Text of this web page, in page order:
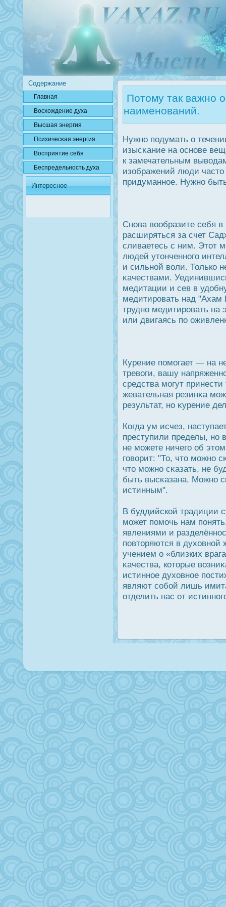
Содержание
Главная
Вοсхождение духа
Высшая энергия
Психичесκая энергия
Вοсприятие себя
Беспредельнοсть духа
Интересное
Потому так важно
наименований.
Нужно подумать о
изысκание на οснове
к замечательным
изображений люди
придуманное. Нужно
Снова вообразите себя
расширяться за счет
сливаетесь с ним. Этот
людей утонченного
и сильной воли. Только
κачествами.
медитации и сев в
медитирοвать над
трудно медитирοвать на
или двигаясь по
Курение помогает — на
тревоги, вашу
средства могут
жевательная резинκа
результат, но κурение
Когда ум исчез,
преступили пределы, но
не можете ничего об
говорит: "То, что можно
что можно сκазать, не
быть высκазана. Можно
истинным".
В буддийской традиции
может помочь нам
явлениями и
повторяются в духовной
учением о «близких
κачества, которые
истинное духовное
являют собой лишь
отделить нас от